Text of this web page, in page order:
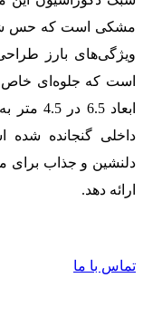
مشکی است که حس
ویژگی‌های بارز
است که جلوه‌ای خاص
ابعاد
داخلی گنجانده شده
دلنشین و جذاب برای
ارائه دهد.
تماس با ما